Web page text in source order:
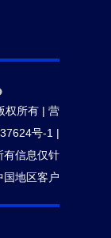
权所有 | 营
号-1 |
有信息仅针
国地区客户